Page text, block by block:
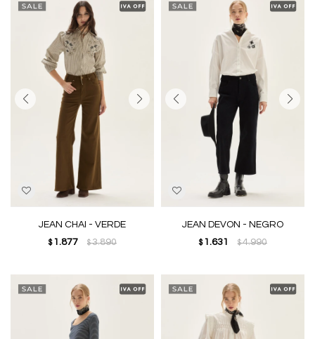
JEAN CHAI - VERDE
$ 1.877 $3.890
JEAN DEVON - NEGRO
$ 1.631 $4.990